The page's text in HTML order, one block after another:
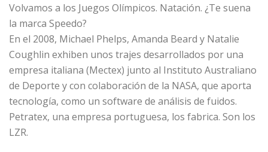
Volvamos a los Juegos Olímpicos. Natación. ¿Te suena
la marca Speedo?
En el 2008, Michael Phelps, Amanda Beard y Natalie
Coughlin exhiben unos trajes desarrollados por una
empresa italiana (Mectex) junto al Instituto Australiano
de Deporte y con colaboración de la NASA, que aporta
tecnología, como un software de análisis de fuidos.
Petratex, una empresa portuguesa, los fabrica. Son los
LZR.